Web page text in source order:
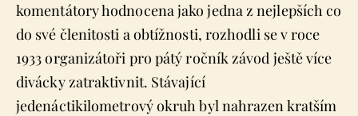
komentátory hodnocena jako jedna z nejlepších co
do své členitosti a obtížnosti, rozhodli se v roce
1933 organizátoři pro pátý ročník závod ještě více
divácky zatraktivnit. Stávající
jedenáctikilometrový okruh byl nahrazen kratším